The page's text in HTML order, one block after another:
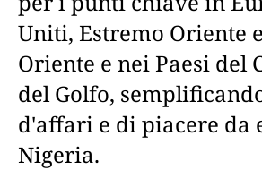
Uniti, Estremo Oriente
Oriente e nei Paesi del
del Golfo,
d'affari e di piacere da
Nigeria.